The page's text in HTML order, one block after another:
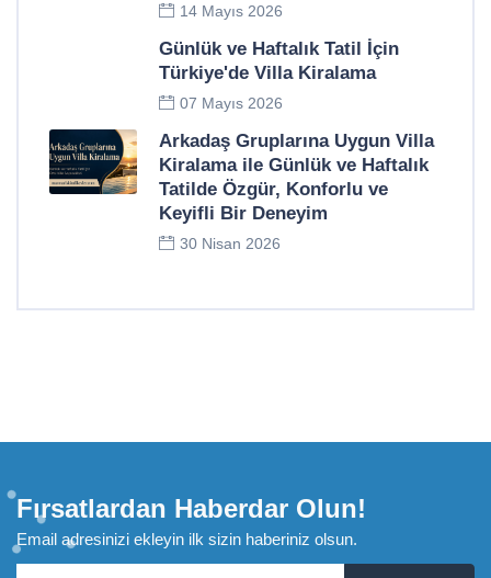
14 Mayıs 2026
Günlük ve Haftalık Tatil İçin
Türkiye'de Villa Kiralama
07 Mayıs 2026
Arkadaş Gruplarına Uygun Villa
Kiralama ile Günlük ve Haftalık
Tatilde Özgür, Konforlu ve
Keyifli Bir Deneyim
30 Nisan 2026
Fırsatlardan Haberdar Olun!
Email adresinizi ekleyin ilk sizin haberiniz olsun.